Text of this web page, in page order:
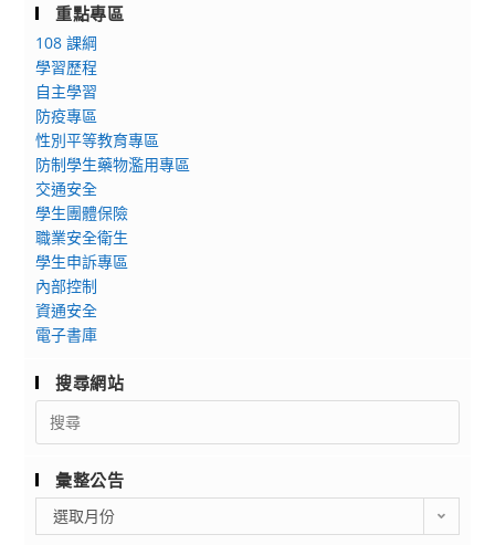
重點專區
108 課綱
學習歷程
自主學習
防疫專區
性別平等教育專區
防制學生藥物濫用專區
交通安全
學生團體保險
職業安全衛生
學生申訴專區
內部控制
資通安全
電子書庫
搜尋網站
Search
for:
彙整公告
整
選取月份